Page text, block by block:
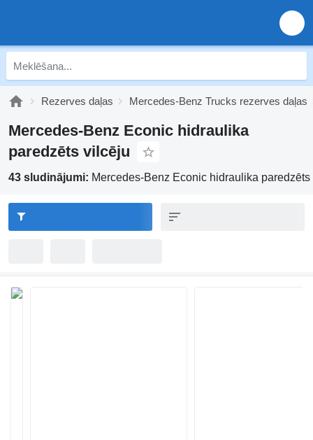
Rezerves daļas Mercedes-Benz Trucks rezerves daļas
Mercedes-Benz Econic hidraulika
paredzēts vilcēju
43 sludinājumi: Mercedes-Benz Econic hidraulika